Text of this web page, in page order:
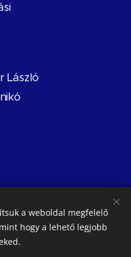
László
és mentálhigiéné
a weboldal megfelelő
hogy a lehető legjobb